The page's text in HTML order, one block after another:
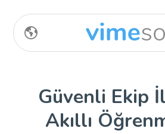
Güvenli Ekip
Akıllı